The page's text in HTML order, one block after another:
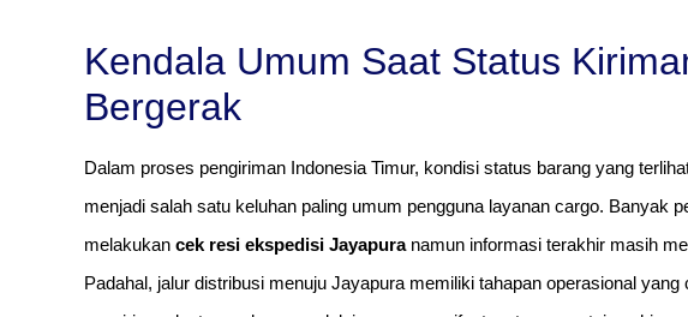
Kendala Umum Saat Status
Bergerak
Dalam proses pengiriman Indonesia Timur, kondisi status barang yang
menjadi salah satu keluhan paling umum pengguna layanan cargo. Banyak
melakukan cek resi ekspedisi Jayapuranamun informasi terakhir masih
Padahal, jalur distribusi menuju Jayapura memiliki tahapan operasional